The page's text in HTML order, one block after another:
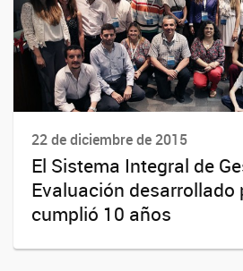
22 de diciembre de 2015
El Sistema Integral de
Evaluación desarrollado
cumplió 10 años